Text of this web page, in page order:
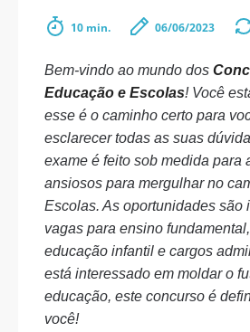
10 min. 06/06/2023
Bem-vindo ao mundo dos
Educação e Escolas! Você
esse é o caminho certo para
esclarecer todas as suas
exame é feito sob medida para
ansiosos para mergulhar no
Escolas. As oportunidades são
vagas para ensino
educação infantil e cargos
está interessado em moldar o
educação, este concurso é
você!